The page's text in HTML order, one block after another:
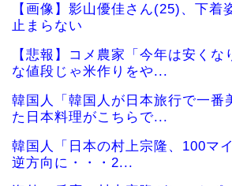
【画像】影山優佳さん(25)、下着
止まらない
【悲報】コメ農家「今年は安くな
な値段じゃ米作りをや...
韓国人「韓国人が日本旅行で一番
た日本料理がこちらで...
韓国人「日本の村上宗隆、100マ
逆方向に・・・2...